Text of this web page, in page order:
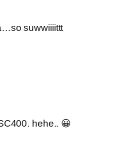
suwwiiiittt
hehe.. 😀